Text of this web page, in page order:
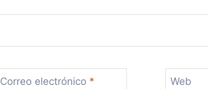
Correo electrónico * Web